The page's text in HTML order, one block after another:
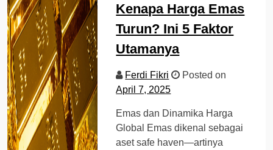
Kenapa Harga Emas
Turun? Ini 5 Faktor
Utamanya
Ferdi Fikri
Posted on
April 7, 2025
Emas dan Dinamika Harga
Global Emas dikenal sebagai
aset safe haven—artinya